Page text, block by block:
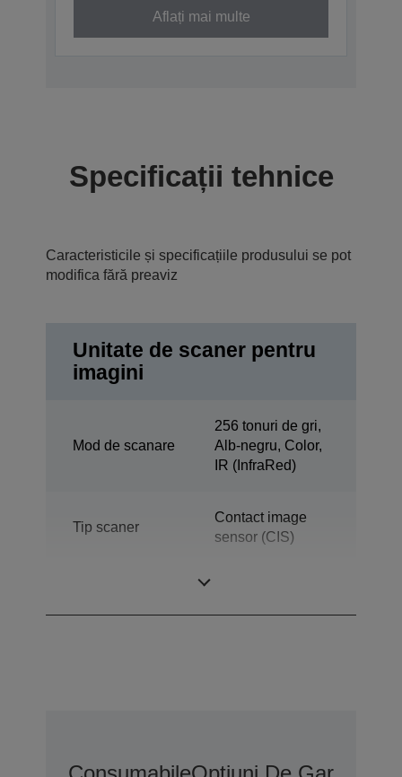
Aflați mai multe
Specificații tehnice
Caracteristicile și specificațiile produsului se pot
modifica fără preaviz
Unitate de scaner pentru
imagini
Mod de scanare
256 tonuri de gri,
Alb-negru, Color,
IR (InfraRed)
Tip scaner
Contact image
sensor (CIS)